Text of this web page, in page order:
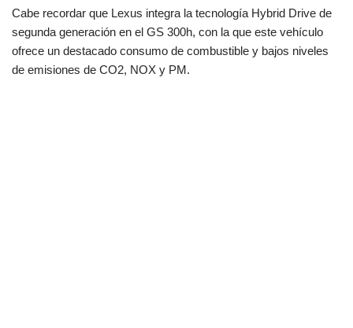
Cabe recordar que Lexus integra la tecnología Hybrid Drive de
segunda generación en el GS 300h, con la que este vehículo
ofrece un destacado consumo de combustible y bajos niveles
de emisiones de CO2, NOX y PM.